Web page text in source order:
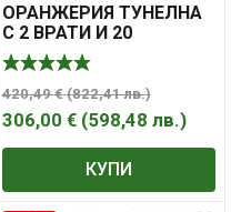
ОРАНЖЕРИЯ ТУНЕЛНА
С 2 ВРАТИ И 20
ПРОЗОРЕЦА
10.0*3.0*2.0m.
420,49€ (822,41лв.)
306,00 € (598,48 лв.)
КУПИ